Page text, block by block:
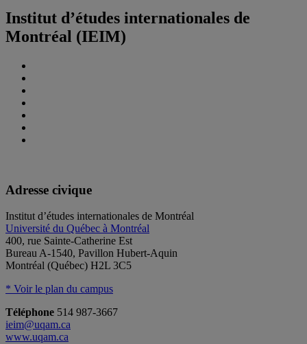
Institut d’études internationales de
Montréal (IEIM)
Adresse civique
Institut d’études internationales de Montréal
Université du Québec à Montréal
400, rue Sainte-Catherine Est
Bureau A-1540, Pavillon Hubert-Aquin
Montréal (Québec) H2L 3C5
* Voir le plan du campus
Téléphone 514 987-3667
ieim@uqam.ca
www.uqam.ca